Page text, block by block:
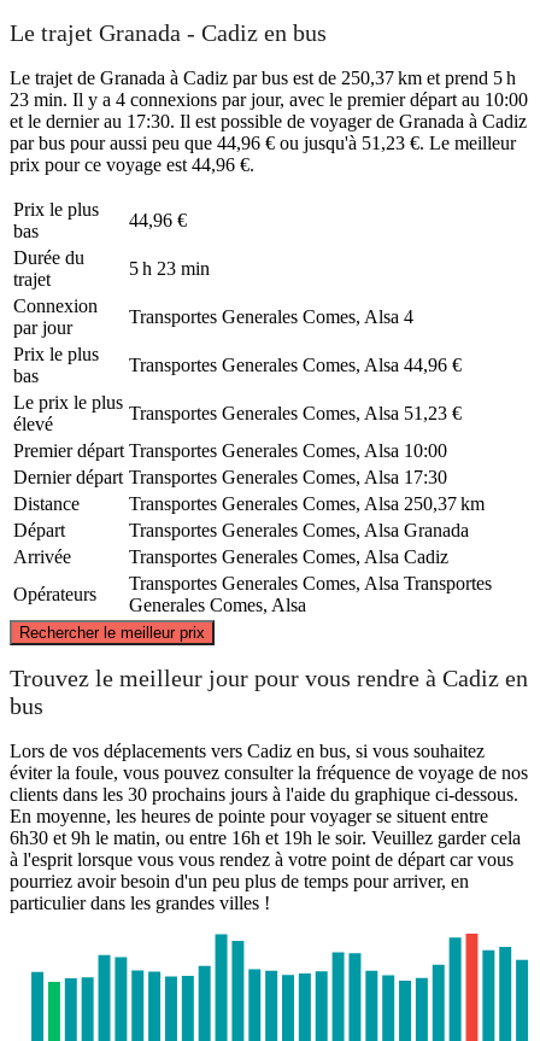
Le trajet Granada - Cadiz en bus
Le trajet de Granada à Cadiz par bus est de 250,37 km et prend 5 h
23 min. Il y a 4 connexions par jour, avec le premier départ au 10:00
et le dernier au 17:30. Il est possible de voyager de Granada à Cadiz
par bus pour aussi peu que 44,96 € ou jusqu'à 51,23 €. Le meilleur
prix pour ce voyage est 44,96 €.
Prix ​​le plus
bas
44,96 €
Durée du
trajet
5 h 23 min
Connexion
par jour
Transportes Generales Comes, Alsa 4
Prix ​​le plus
bas
Transportes Generales Comes, Alsa 44,96 €
Le prix le plus
élevé
Transportes Generales Comes, Alsa 51,23 €
Premier départ Transportes Generales Comes, Alsa 10:00
Dernier départ Transportes Generales Comes, Alsa 17:30
Distance
Transportes Generales Comes, Alsa 250,37 km
Départ
Transportes Generales Comes, Alsa Granada
Arrivée
Transportes Generales Comes, Alsa Cadiz
Opérateurs
Transportes Generales Comes, Alsa Transportes
Generales Comes, Alsa
Rechercher le meilleur prix
Cadiz
©CARTO
Trouvez le meilleur jour pour vous rendre à Cadiz en
bus
Lors de vos déplacements vers Cadiz en bus, si vous souhaitez
éviter la foule, vous pouvez consulter la fréquence de voyage de nos
clients dans les 30 prochains jours à l'aide du graphique ci-dessous.
En moyenne, les heures de pointe pour voyager se situent entre
6h30 et 9h le matin, ou entre 16h et 19h le soir. Veuillez garder cela
à l'esprit lorsque vous vous rendez à votre point de départ car vous
pourriez avoir besoin d'un peu plus de temps pour arriver, en
particulier dans les grandes villes !